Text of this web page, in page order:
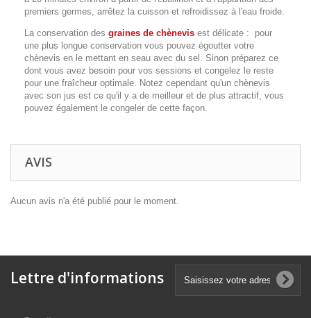
premiers germes, arrêtez la cuisson et refroidissez à l'eau froide.
La conservation des graines de chènevis est délicate : pour
une plus longue conservation vous pouvez égoutter votre
chènevis en le mettant en seau avec du sel. Sinon préparez ce
dont vous avez besoin pour vos sessions et congelez le reste
pour une fraîcheur optimale. Notez cependant qu'un chènevis
avec son jus est ce qu'il y a de meilleur et de plus attractif, vous
pouvez également le congeler de cette façon.
AVIS
Aucun avis n'a été publié pour le moment.
Lettre d'informations